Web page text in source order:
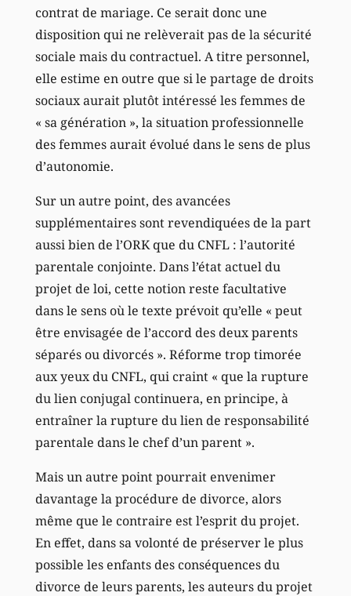
contrat de mariage. Ce serait donc une
disposition qui ne relèverait pas de la sécurité
sociale mais du contractuel. A titre personnel,
elle estime en outre que si le partage de droits
sociaux aurait plutôt intéressé les femmes de
« sa génération », la situation professionnelle
des femmes aurait évolué dans le sens de plus
d’autonomie.
Sur un autre point, des avancées
supplémentaires sont revendiquées de la part
aussi bien de l’ORK que du CNFL : l’autorité
parentale conjointe. Dans l’état actuel du
projet de loi, cette notion reste facultative
dans le sens où le texte prévoit qu’elle « peut
être envisagée de l’accord des deux parents
séparés ou divorcés ». Réforme trop timorée
aux yeux du CNFL, qui craint « que la rupture
du lien conjugal continuera, en principe, à
entraîner la rupture du lien de responsabilité
parentale dans le chef d’un parent ».
Mais un autre point pourrait envenimer
davantage la procédure de divorce, alors
même que le contraire est l’esprit du projet.
En effet, dans sa volonté de préserver le plus
possible les enfants des conséquences du
divorce de leurs parents, les auteurs du projet